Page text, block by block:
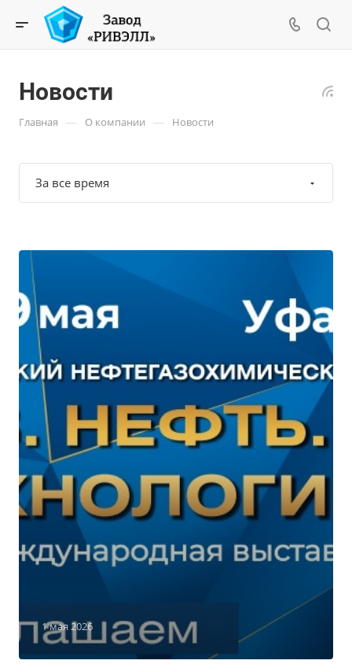
Новости
Главная — О компании — Новости
За все время
1 мая 2026